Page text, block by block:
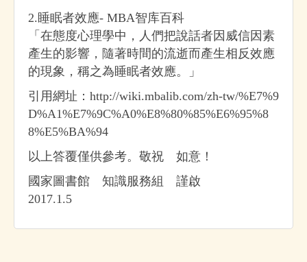
2.睡眠者效應- MBA智库百科
「在態度心理學中，人們把說話者因威信因素
產生的影響，隨著時間的流逝而產生相反效應
的現象，稱之為睡眠者效應。」
引用網址：http://wiki.mbalib.com/zh-tw/%E7%9
D%A1%E7%9C%A0%E8%80%85%E6%95%8
8%E5%BA%94
以上答覆僅供參考。敬祝 如意！
國家圖書館 知識服務組 謹啟
2017.1.5